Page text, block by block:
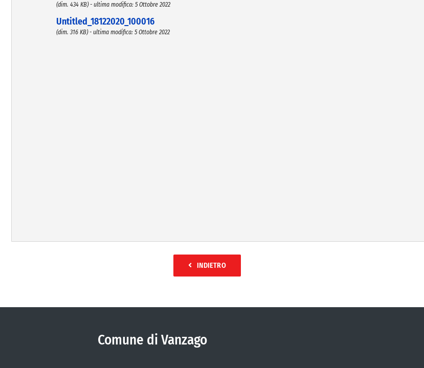
(dim. 434 KB) - ultima modifica: 5 Ottobre 2022
Untitled_18122020_100016
(dim. 316 KB) - ultima modifica: 5 Ottobre 2022
INDIETRO
Comune di Vanzago